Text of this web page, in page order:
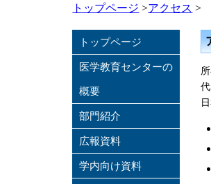
トップページ >アクセス >
トップページ
医学教育センターの
概要
部門紹介
広報資料
学内向け資料